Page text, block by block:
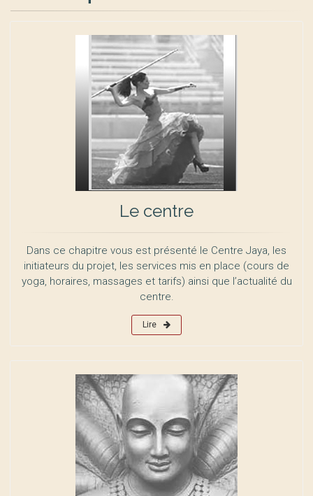
Le centre
Dans ce chapitre vous est présenté le Centre Jaya, les
initiateurs du projet, les services mis en place (cours de
yoga, horaires, massages et tarifs) ainsi que l’actualité du
centre.
Lire